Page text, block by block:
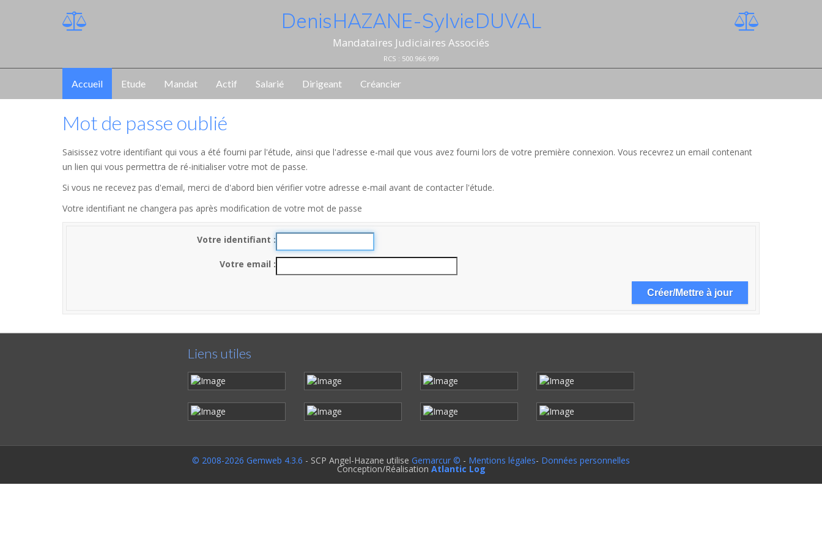
Denis HAZANE - Sylvie DUVAL
Mandataires Judiciaires Associés
RCS : 500.966.999
Accueil Etude Mandat Actif Salarié Dirigeant Créancier
Mot de passe oublié
Saisissez votre identifiant qui vous a été fourni par l'étude, ainsi que l'adresse e-mail que vous avez fourni lors de votre première connexion. Vous recevrez un email contenant
un lien qui vous permettra de ré-initialiser votre mot de passe.
Si vous ne recevez pas d'email, merci de d'abord bien vérifier votre adresse e-mail avant de contacter l'étude.
Votre identifiant ne changera pas après modification de votre mot de passe
Votre identifiant
Votre email
Liens utiles
© 2008-2026 Gemweb 4.3.6 - SCP Angel-Hazane utilise Gemarcur © - Mentions légales- Données personnelles
Conception/Réalisation Atlantic Log